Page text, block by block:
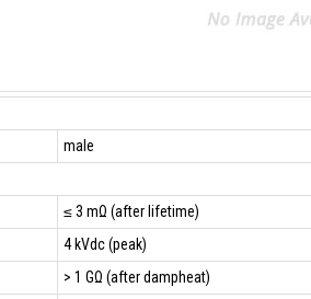
male
≤ 3 mΩ (after lifetime)
4 kVdc (peak)
> 1 GΩ (after dampheat)